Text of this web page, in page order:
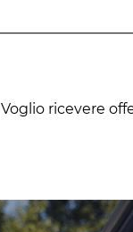
Voglio ricevere